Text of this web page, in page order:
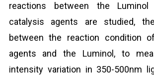
reactions between the
catalysis agents are studied,
between the reaction condition
agents and the Luminol, to
intensity variation in 350-500nm